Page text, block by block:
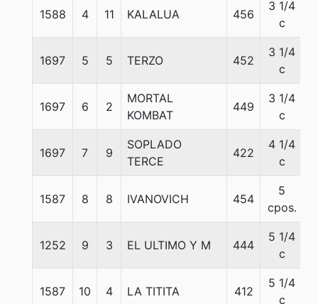
1588 4 11 KALALUA 456
3 1/4
c
1697 5 5 TERZO 452
3 1/4
c
1697 6 2
MORTAL
KOMBAT
449
3 1/4
c
1697 7 9
SOPLADO
TERCE
422
4 1/4
c
1587 8 8 IVANOVICH 454
5
cpos.
1252 9 3 EL ULTIMO Y M 444
5 1/4
c
1587 10 4 LA TITITA 412
5 1/4
c